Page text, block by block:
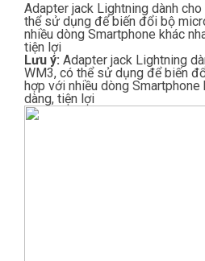
Adapter jack Lightning dành
thể sử dụng để biến đổi bộ
nhiều dòng Smartphone khác
tiện lợi
Lưu ý: Adapter jack Lightning
WM3, có thể sử dụng để biến
hợp với nhiều dòng Smartphone
dàng, tiện lợi